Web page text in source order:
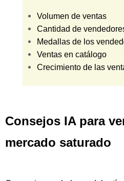
Volumen de ventas
Cantidad de
Medallas de los
Ventas en catálogo
Crecimiento de las
Consejos IA para
mercado saturado